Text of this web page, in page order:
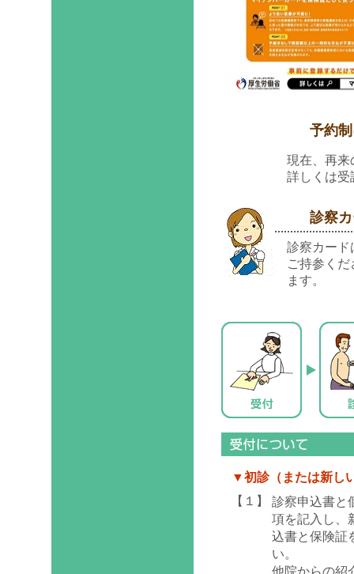
予約制に
現在、再来
詳しくは受
診察カー
診察カード
ご持参く
ます。
▼初診（または新し
【１】
診察申込書と
項を記入し、
込書と保険証
い。
他院からの紹